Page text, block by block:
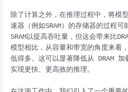
除了计算之外，在推理过程中，将模
速器（例如SRAM）的存储器的过程
SRAM以提高吞吐量，但这会带来比
模型相比，从容量和带宽的角度来看
低得多。这可以显著降低从 DRAM 加
实现更快、更高效的推理。